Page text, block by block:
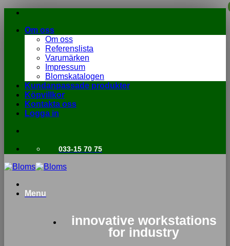
Skip
contentOm oss
Om oss
Referenslista
Varumärken
Impressum
Blomskatalogen
Kundanpassade produkter
Köpvillkor
Kontakta oss
Logga in
033-15 70 75
Menu
innovative workstations
for industry